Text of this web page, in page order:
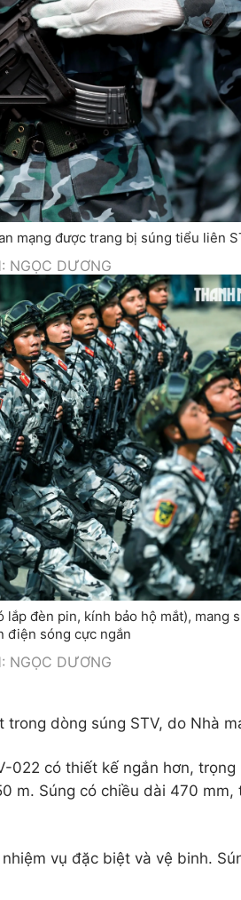
mạng được trang bị súng tiểu liên
NGỌC DƯƠNG
đèn pin, kính bảo hộ mắt), mang
điện sóng cực ngắn
NGỌC DƯƠNG
dòng súng STV, do Nhà
có thiết kế ngắn hơn,
m. Súng có chiều dài 470
vụ đặc biệt và vệ binh.